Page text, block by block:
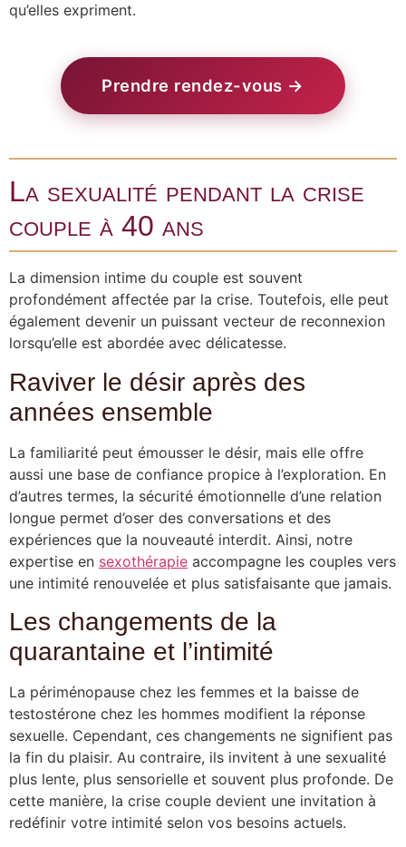
qu’elles expriment.
Prendre rendez-vous →
La sexualité pendant la crise
couple à 40 ans
La dimension intime du couple est souvent
profondément affectée par la crise. Toutefois, elle peut
également devenir un puissant vecteur de reconnexion
lorsqu’elle est abordée avec délicatesse.
Raviver le désir après des
années ensemble
La familiarité peut émousser le désir, mais elle offre
aussi une base de confiance propice à l’exploration. En
d’autres termes, la sécurité émotionnelle d’une relation
longue permet d’oser des conversations et des
expériences que la nouveauté interdit. Ainsi, notre
expertise en sexothérapie accompagne les couples vers
une intimité renouvelée et plus satisfaisante que jamais.
Les changements de la
quarantaine et l’intimité
La périménopause chez les femmes et la baisse de
testostérone chez les hommes modifient la réponse
sexuelle. Cependant, ces changements ne signifient pas
la fin du plaisir. Au contraire, ils invitent à une sexualité
plus lente, plus sensorielle et souvent plus profonde. De
cette manière, la crise couple devient une invitation à
redéfinir votre intimité selon vos besoins actuels.